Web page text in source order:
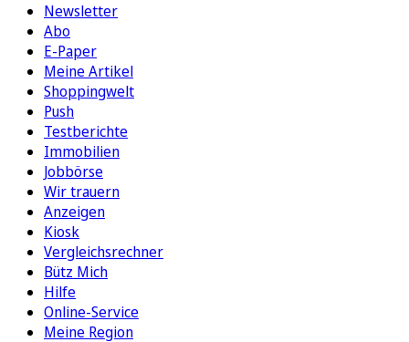
Newsletter
Abo
E-Paper
Meine Artikel
Shoppingwelt
Push
Testberichte
Immobilien
Jobbörse
Wir trauern
Anzeigen
Kiosk
Vergleichsrechner
Bütz Mich
Hilfe
Online-Service
Meine Region